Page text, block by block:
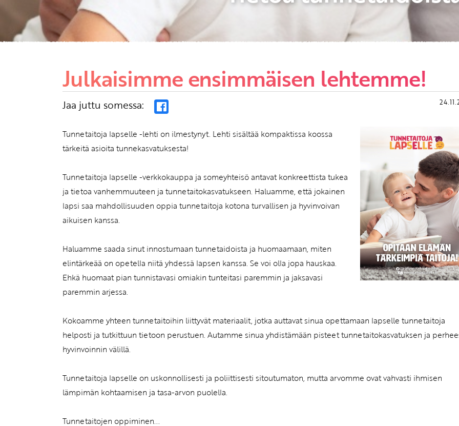
Julkaisimme ensimmäisen lehtemme!
Jaa juttu somessa:
Tunnetaitoja lapselle -lehti on ilmestynyt. Lehti sisältää kompaktissa koossa
tärkeitä asioita tunnekasvatuksesta!
Tunnetaitoja lapselle -verkkokauppa ja someyhteisö antavat konkreettista tukea
ja tietoa vanhemmuuteen ja tunnetaitokasvatukseen. Haluamme, että jokainen
lapsi saa mahdollisuuden oppia tunnetaitoja kotona turvallisen ja hyvinvoivan
aikuisen kanssa.
Haluamme saada sinut innostumaan tunnetaidoista ja huomaamaan, miten
elintärkeää on opetella niitä yhdessä lapsen kanssa. Se voi olla jopa hauskaa.
Ehkä huomaat pian tunnistavasi omiakin tunteitasi paremmin ja jaksavasi
paremmin arjessa.
Kokoamme yhteen tunnetaitoihin liittyvät materiaalit, jotka auttavat sinua opettamaan lapselle tunnetaitoja
helposti ja tutkittuun tietoon perustuen. Autamme sinua yhdistämään pisteet tunnetaitokasvatuksen ja
hyvinvoinnin välillä.
Tunnetaitoja lapselle on uskonnollisesti ja poliittisesti sitoutumaton, mutta arvomme ovat vahvasti ihmisen
lämpimän kohtaamisen ja tasa-arvon puolella.
Tunnetaitojen oppiminen...